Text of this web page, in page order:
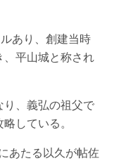
あり、創建当時
平山城と称され
、義弘の祖父で
している。
あたる以久が帖佐